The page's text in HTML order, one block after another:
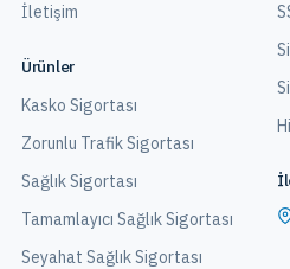
İletişim
Ürünler
Kasko Sigortası
Zorunlu Trafik Sigortası
Sağlık Sigortası
Tamamlayıcı Sağlık Sigortası
Seyahat Sağlık Sigortası